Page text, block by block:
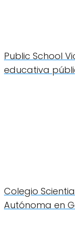
Public School
educativa
Colegio
Autónoma en